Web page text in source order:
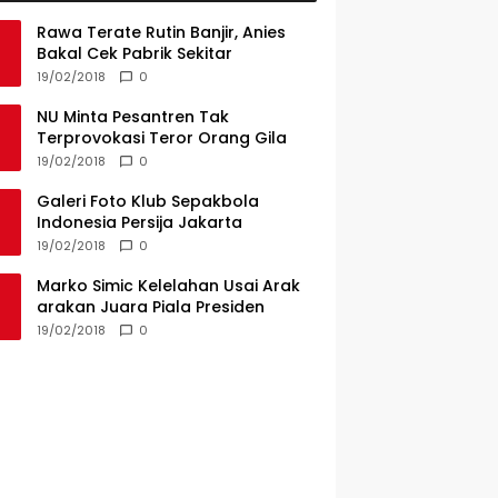
Rawa Terate Rutin Banjir, Anies
Bakal Cek Pabrik Sekitar
19/02/2018 0
NU Minta Pesantren Tak
Terprovokasi Teror Orang Gila
19/02/2018 0
Galeri Foto Klub Sepakbola
Indonesia Persija Jakarta
19/02/2018 0
Marko Simic Kelelahan Usai Arak
arakan Juara Piala Presiden
19/02/2018 0